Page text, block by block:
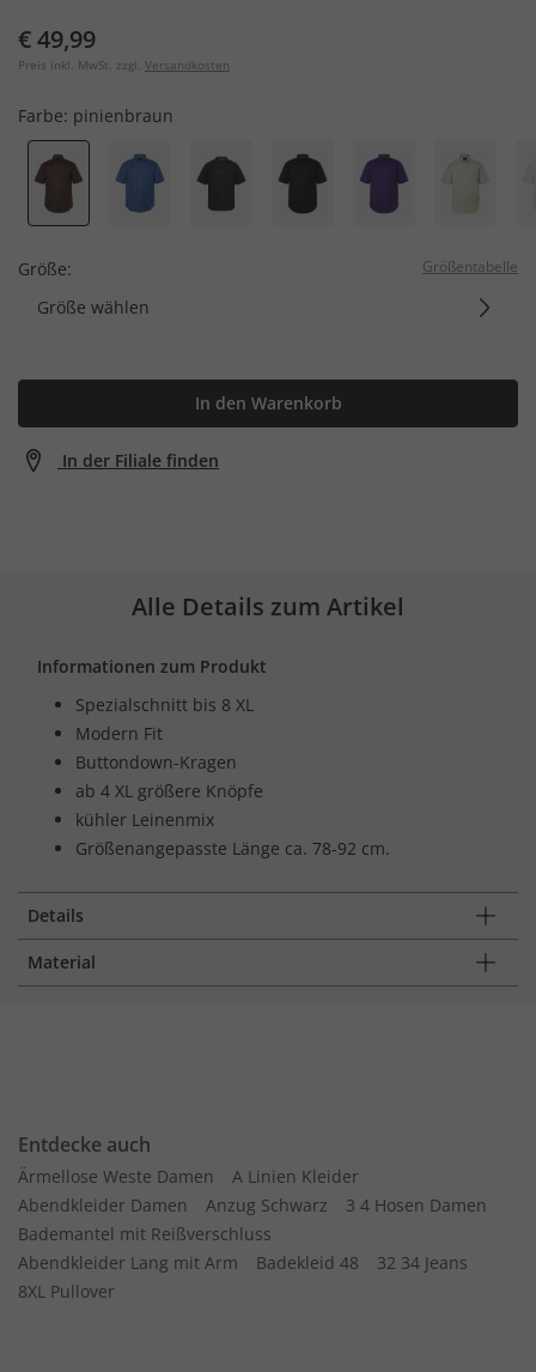
€ 49,99
Preis inkl. MwSt. zzgl. Versandkosten
Farbe: pinienbraun
Größe: Größentabelle
Größe wählen
In den Warenkorb
In der Filiale finden
Alle Details zum Artikel
Informationen zum Produkt
Spezialschnitt bis 8 XL
Modern Fit
Buttondown-Kragen
ab 4 XL größere Knöpfe
kühler Leinenmix
Größenangepasste Länge ca. 78-92 cm.
Details
Material
Entdecke auch
Ärmellose Weste Damen
A Linien Kleider
Abendkleider Damen
Anzug Schwarz
3 4 Hosen Damen
Bademantel mit Reißverschluss
Abendkleider Lang mit Arm
Badekleid 48
32 34 Jeans
8XL Pullover